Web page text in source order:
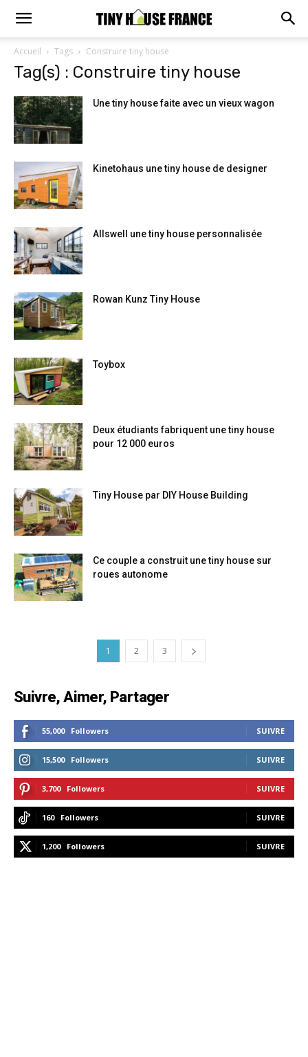
Accueil Tags Construire tiny house
Tag(s) : Construire tiny house
Une tiny house faite avec un vieux wagon
Kinetohaus une tiny house de designer
Allswell une tiny house personnalisée
Rowan Kunz Tiny House
Toybox
Deux étudiants fabriquent une tiny house
pour 12 000 euros
Tiny House par DIY House Building
Ce couple a construit une tiny house sur
roues autonome
1 2 3
Suivre, Aimer, Partager
55,000 Followers SUIVRE
15,500 Followers SUIVRE
3,700 Followers SUIVRE
160 Followers SUIVRE
1,200 Followers SUIVRE